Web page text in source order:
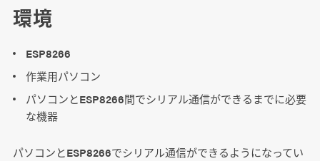
環境
ESP8266
作業用パソコン
パソコンとESP8266間でシリアル通信ができるまでに必要
な機器
パソコンとESP8266でシリアル通信ができるようになってい